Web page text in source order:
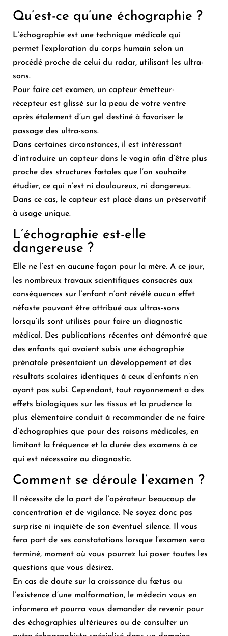
Qu’est-ce qu’une échographie ?
L’échographie est une technique médicale qui
permet l’exploration du corps humain selon un
procédé proche de celui du radar, utilisant les ultra-
sons.
Pour faire cet examen, un capteur émetteur-
récepteur est glissé sur la peau de votre ventre
après étalement d’un gel destiné à favoriser le
passage des ultra-sons.
Dans certaines circonstances, il est intéressant
d’introduire un capteur dans le vagin afin d’être plus
proche des structures fœtales que l’on souhaite
étudier, ce qui n’est ni douloureux, ni dangereux.
Dans ce cas, le capteur est placé dans un préservatif
à usage unique.
L’échographie est-elle
dangereuse ?
Elle ne l’est en aucune façon pour la mère. A ce jour,
les nombreux travaux scientifiques consacrés aux
conséquences sur l’enfant n’ont révélé aucun effet
néfaste pouvant être attribué aux ultras-sons
lorsqu’ils sont utilisés pour faire un diagnostic
médical. Des publications récentes ont démontré que
des enfants qui avaient subis une échographie
prénatale présentaient un développement et des
résultats scolaires identiques à ceux d’enfants n’en
ayant pas subi. Cependant, tout rayonnement a des
effets biologiques sur les tissus et la prudence la
plus élémentaire conduit à recommander de ne faire
d’échographies que pour des raisons médicales, en
limitant la fréquence et la durée des examens à ce
qui est nécessaire au diagnostic.
Comment se déroule l’examen ?
Il nécessite de la part de l’opérateur beaucoup de
concentration et de vigilance. Ne soyez donc pas
surprise ni inquiète de son éventuel silence. Il vous
fera part de ses constatations lorsque l’examen sera
terminé, moment où vous pourrez lui poser toutes les
questions que vous désirez.
En cas de doute sur la croissance du fœtus ou
l’existence d’une malformation, le médecin vous en
informera et pourra vous demander de revenir pour
des échographies ultérieures ou de consulter un